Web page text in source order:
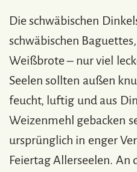
Die schwäbischen
schwäbischen
Weißbrote – nur viel
Seelen sollten außen
feucht, luftig und aus
Weizenmehl gebacken
ursprünglich in enger
Feiertag Allerseelen. An